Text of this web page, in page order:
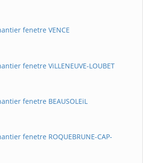
fenetre VENCE
fenetre ViLLENEUVE-LOUBET
fenetre BEAUSOLEiL
fenetre ROQUEBRUNE-CAP-